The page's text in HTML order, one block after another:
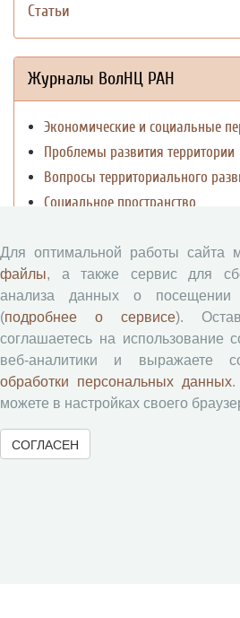
Статьи
Журналы ВолНЦ РАН
Экономические и социальные
Проблемы развития территории
Вопросы территориального
Социальное пространство
АгроЗооТехника
Для оптимальной работы сайта
файлы, а также сервис для
анализа данных о посещении
(подробнее о сервисе).
соглашаетесь на использование
веб-аналитики и выражаете
обработки персональных данных.
можете в настройках своего
СОГЛАСЕН
© 2000-2026 Вологодский
академии наук